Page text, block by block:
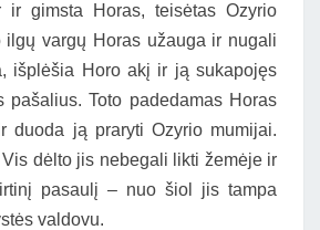
ir gimsta Horas, teisėtas Ozyrio
ilgų vargų Horas užauga ir nugali
išplėšia Horo akį ir ją sukapojęs
pašalius. Toto padedamas Horas
duoda ją praryti Ozyrio mumijai.
dėlto jis nebegali likti žemėje ir
pasaulį – nuo šiol jis tampa
valdovu.